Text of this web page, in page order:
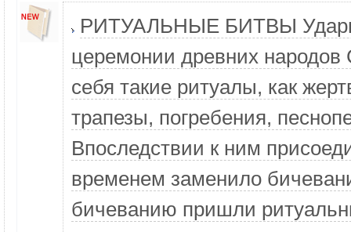
РИТУАЛЬНЫЕ БИТВЫ
церемонии древних
себя такие ритуалы, как
трапезы, погребения,
Впоследствии к ним
временем заменило
бичеванию пришли